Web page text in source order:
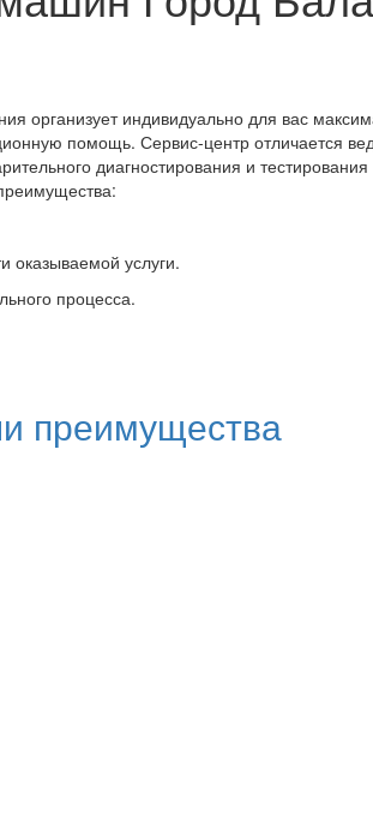
организует индивидуально для вас
помощь. Сервис-центр отличается
диагностирования и
оказываемой услуги.
процесса.
преимущества